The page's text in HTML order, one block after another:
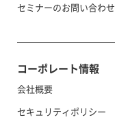
セミナーのお問い合わせ
コーポレート情報
会社概要
セキュリティポリシー